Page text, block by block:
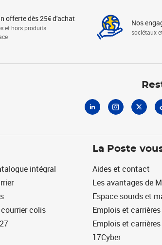
offerte dès 25€ d'achat
et hors produits
Nos
sociétaux
intégral
colis
La Poste
Aides et contact
Les avantages de
Espace sourds et
Emplois et
Emplois et
17Cyber